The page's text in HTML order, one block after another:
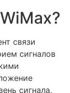
связи
сигналов
сигнала,